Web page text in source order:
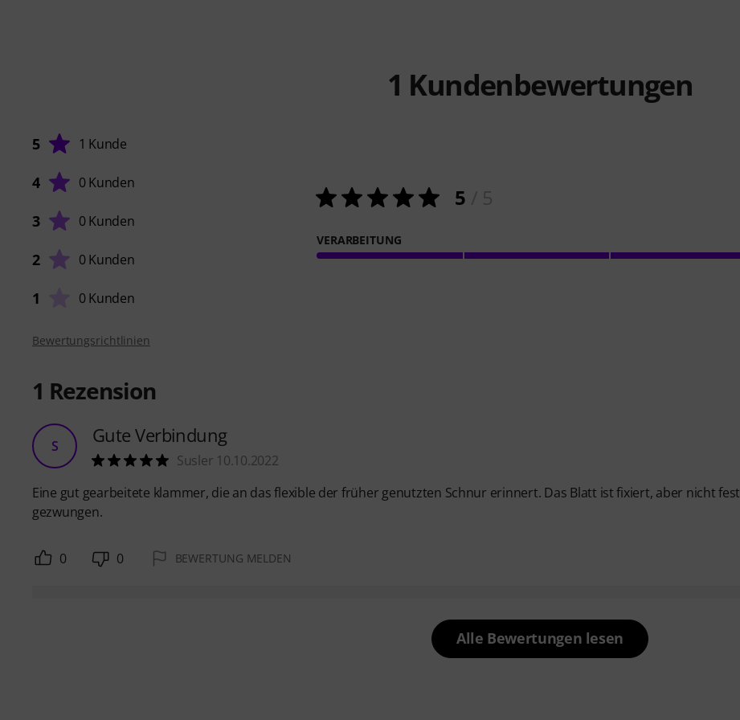
1 Kundenbewertungen
5 1 Kunde
4 0 Kunden
3 0 Kunden
2 0 Kunden
1 0 Kunden
5
VERARBEITUNG
Bewertungsrichtlinien
1 Rezension
S Gute Verbindung
Susler 10.10.2022
Eine gut gearbeitete klammer, die an das flexible der früher genutzten Schnur erinnert. Das Blatt ist fixiert, aber nicht fest
gezwungen.
0 0 BEWERTUNG MELDEN
Alle Bewertungen lesen